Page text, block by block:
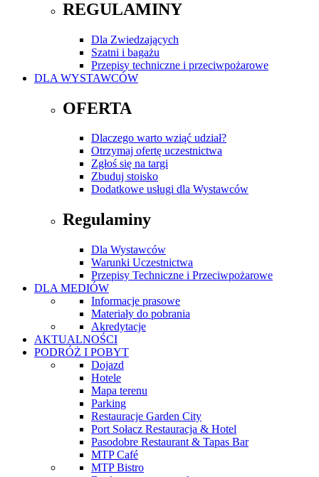
REGULAMINY
Dla Zwiedzających
Szatni i bagażu
Przepisy techniczne i przeciwpożarowe
DLA WYSTAWCÓW
OFERTA
Dlaczego warto wziąć udział?
Otrzymaj ofertę uczestnictwa
Zgłoś się na targi
Zbuduj stoisko
Dodatkowe usługi dla Wystawców
Regulaminy
Dla Wystawców
Warunki Uczestnictwa
Przepisy Techniczne i Przeciwpożarowe
DLA MEDIÓW
Informacje prasowe
Materiały do pobrania
Akredytacje
AKTUALNOŚCI
PODRÓŻ I POBYT
Dojazd
Hotele
Mapa terenu
Parking
Restauracje Garden City
Port Sołacz Restauracja & Hotel
Pasodobre Restaurant & Tapas Bar
MTP Café
MTP Bistro